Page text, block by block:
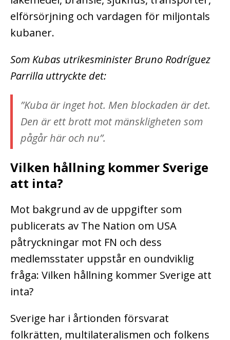
elförsörjning och vardagen för miljontals
kubaner.
Som Kubas utrikesminister Bruno Rodríguez
Parrilla uttryckte det:
”Kuba är inget hot. Men blockaden är det.
Den är ett brott mot mänskligheten som
pågår här och nu”.
Vilken hållning kommer Sverige
att inta?
Mot bakgrund av de uppgifter som
publicerats av The Nation om USA
påtryckningar mot FN och dess
medlemsstater uppstår en oundviklig
fråga: Vilken hållning kommer Sverige att
inta?
Sverige har i årtionden försvarat
folkrätten, multilateralismen och folkens